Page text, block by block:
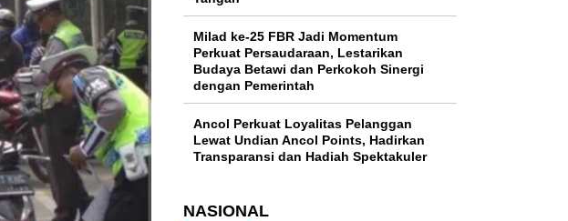
Milad ke-25 FBR Jadi Momentum
Perkuat Persaudaraan, Lestarikan
Budaya Betawi dan Perkokoh Sinergi
dengan Pemerintah
Ancol Perkuat Loyalitas Pelanggan
Lewat Undian Ancol Points, Hadirkan
Transparansi dan Hadiah Spektakuler
NASIONAL